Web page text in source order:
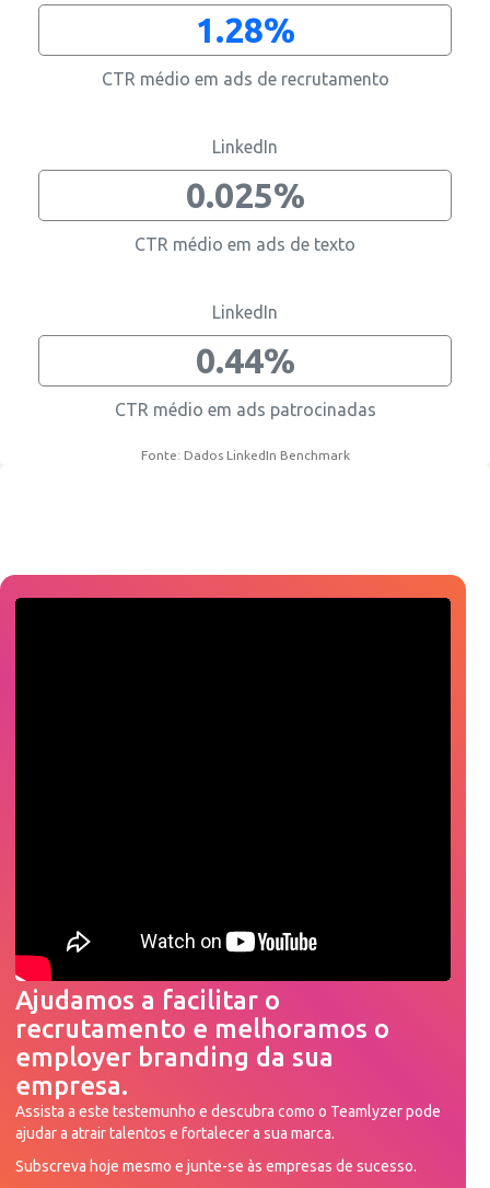
Recrutamento
Gestão de página
Reviews
Cultura
Business intelligence
Comunicação
1.28%
CTR médio em ads de recrutamento
LinkedIn
0.025%
CTR médio em ads de texto
LinkedIn
0.44%
CTR médio em ads patrocinadas
Fonte: Dados LinkedIn Benchmark
Ajudamos a facilitar o
recrutamento e melhoramos o
employer branding da sua
empresa.
Assista a este testemunho e descubra como o Teamlyzer pode
ajudar a atrair talentos e fortalecer a sua marca.
Subscreva hoje mesmo e junte-se às empresas de sucesso.